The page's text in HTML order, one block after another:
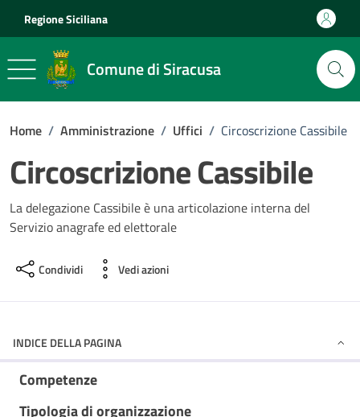
Regione Siciliana
Comune di Siracusa
Home / Amministrazione / Uffici / Circoscrizione Cassibile
Circoscrizione Cassibile
La delegazione Cassibile è una articolazione interna del
Servizio anagrafe ed elettorale
Condividi Vedi azioni
INDICE DELLA PAGINA
Competenze
Tipologia di organizzazione